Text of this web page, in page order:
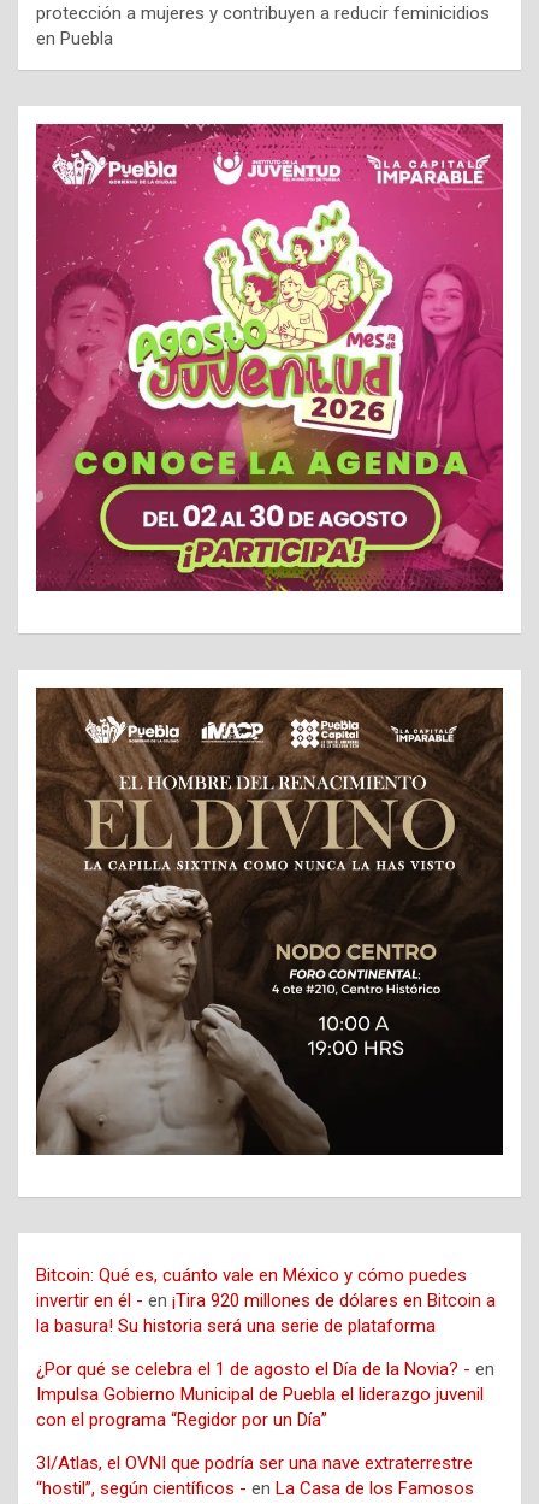
protección a mujeres y contribuyen a reducir feminicidios
en Puebla
Bitcoin: Qué es, cuánto vale en México y cómo puedes
invertir en él - en ¡Tira 920 millones de dólares en Bitcoin a
la basura! Su historia será una serie de plataforma
¿Por qué se celebra el 1 de agosto el Día de la Novia? - en
Impulsa Gobierno Municipal de Puebla el liderazgo juvenil
con el programa “Regidor por un Día”
3I/Atlas, el OVNI que podría ser una nave extraterrestre
“hostil”, según científicos - en La Casa de los Famosos